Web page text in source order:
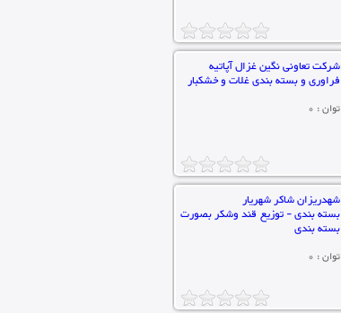
شرکت تعاونی نگین غزال آپاتیه
فراوری و بسته بندی غلات و خشکبار
توان : 0
شهدریزان شاکر شهریار
بسته بندی - توزیع قند وشکر بصورت
بسته بندی
توان : 0